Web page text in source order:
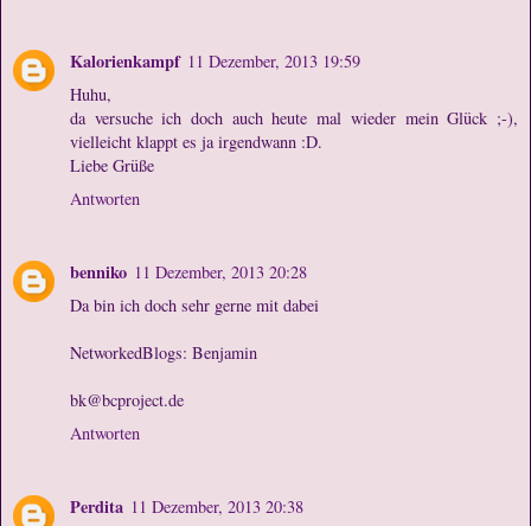
Kalorienkampf 11 Dezember, 2013 19:59
Huhu,
da versuche ich doch auch heute mal wieder mein Glück ;-),
vielleicht klappt es ja irgendwann :D.
Liebe Grüße
Antworten
benniko 11 Dezember, 2013 20:28
Da bin ich doch sehr gerne mit dabei
NetworkedBlogs: Benjamin
bk@bcproject.de
Antworten
Perdita 11 Dezember, 2013 20:38